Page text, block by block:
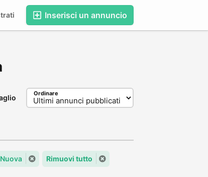
Inserisci un annuncio
Ordinare
Rimuovi tutto